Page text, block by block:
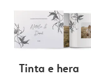
Tinta e hera